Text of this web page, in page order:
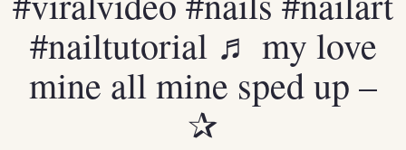
#nailtutorial ♬ my love
mine all mine sped up –
✰